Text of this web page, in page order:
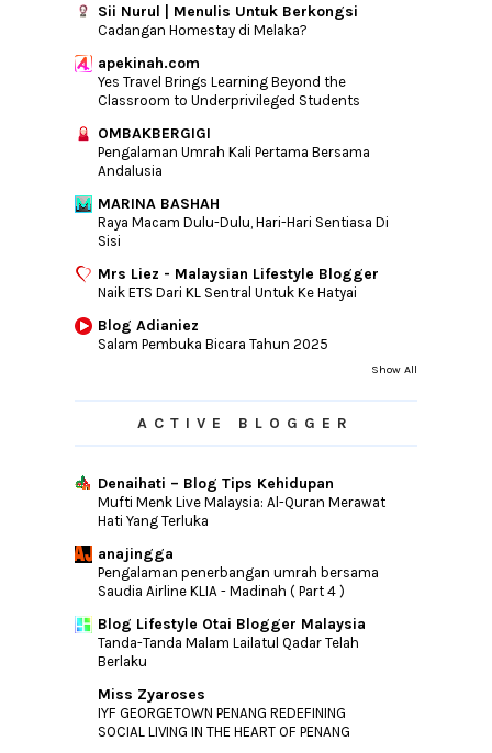
2013(154)
► 2012(76)
2011(10)
Sii Nurul | Menulis Untuk Berkongsi
Cadangan Homestay di Melaka?
apekinah.com
Yes Travel Brings Learning Beyond the
Classroom to Underprivileged Students
OMBAKBERGIGI
Pengalaman Umrah Kali Pertama Bersama
Andalusia
MARINA BASHAH
Raya Macam Dulu-Dulu, Hari-Hari Sentiasa Di
Sisi
Mrs Liez - Malaysian Lifestyle Blogger
Naik ETS Dari KL Sentral Untuk Ke Hatyai
Blog Adianiez
Salam Pembuka Bicara Tahun 2025
Show All
ACTIVE BLOGGER
Denaihati – Blog Tips Kehidupan
Mufti Menk Live Malaysia: Al-Quran Merawat
Hati Yang Terluka
anajingga
Pengalaman penerbangan umrah bersama
Saudia Airline KLIA - Madinah ( Part 4 )
Blog Lifestyle Otai Blogger Malaysia
Tanda-Tanda Malam Lailatul Qadar Telah
Berlaku
Miss Zyaroses
IYF GEORGETOWN PENANG REDEFINING
SOCIAL LIVING IN THE HEART OF PENANG